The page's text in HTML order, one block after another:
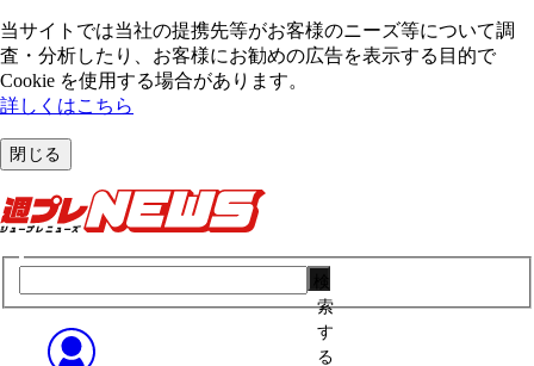
当サイトでは当社の提携先等がお客様のニーズ等について調
査・分析したり、お客様にお勧めの広告を表⽰する⽬的で
Cookie を使⽤する場合があります。
詳しくはこちら
閉じる
索
す
る